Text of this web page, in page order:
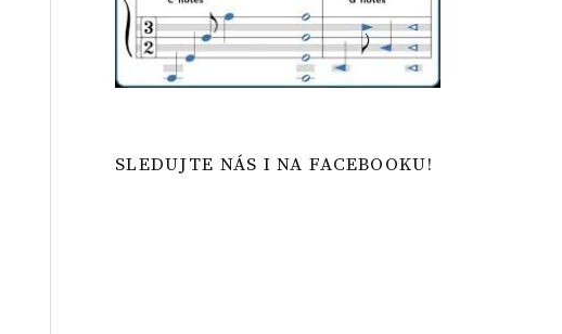
SLEDUJTE NÁS I NA FACEBOOKU!